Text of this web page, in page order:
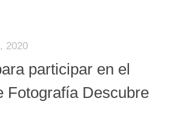
2020
participar en el
Fotografía Descubre